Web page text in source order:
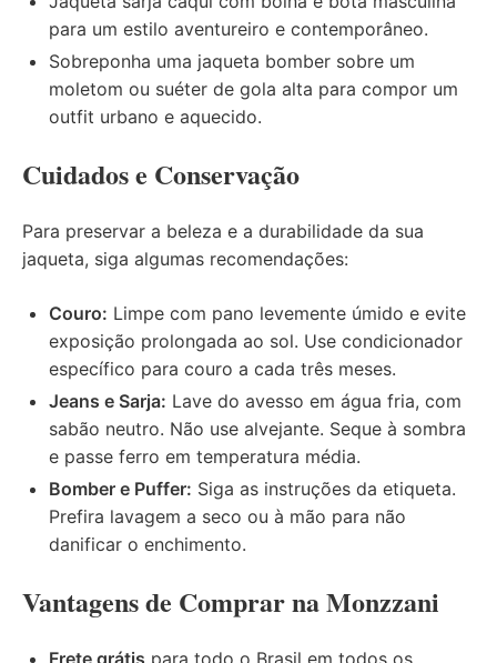
para um estilo aventureiro e contemporâneo.
Sobreponha uma jaqueta bomber sobre um
moletom ou suéter de gola alta para compor um
outfit urbano e aquecido.
Cuidados e Conservação
Para preservar a beleza e a durabilidade da sua
jaqueta, siga algumas recomendações:
Couro: Limpe com pano levemente úmido e evite
exposição prolongada ao sol. Use condicionador
específico para couro a cada três meses.
Jeans e Sarja: Lave do avesso em água fria, com
sabão neutro. Não use alvejante. Seque à sombra
e passe ferro em temperatura média.
Bomber e Puffer: Siga as instruções da etiqueta.
Prefira lavagem a seco ou à mão para não
danificar o enchimento.
Vantagens de Comprar na Monzzani
Frete grátis para todo o Brasil em todos os